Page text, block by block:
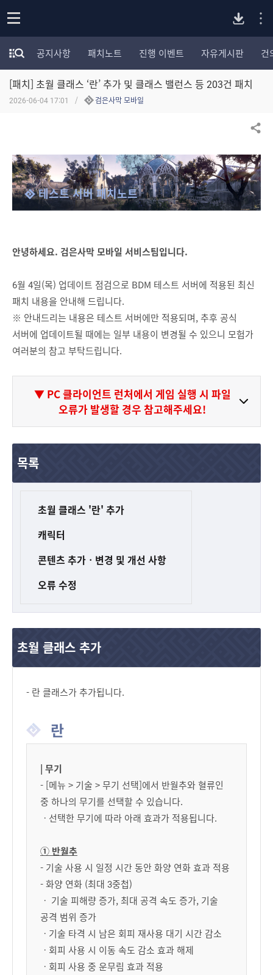
p
e
n
다
운
모
험
가
포
리
전
체
보
공지사항 패치노트 진행 이벤트 자유게시판 건
[패치] 초월 클래스 ‘란’ 추가 및 클래스 밸런스 등 203건 패치
2026-06-04 17:01 검은사막 모바일
공유하기
테스트 서버 패치노트
안녕하세요. 검은사막 모바일 서비스팀입니다.
6월 4일(목) 업데이트 점검으로 BDM 테스트 서버에 적용된 최신
패치 내용을 안내해 드립니다.
※ 안내드리는 내용은 테스트 서버에만 적용되며, 추후 공식
서버에 업데이트될 때에는 일부 내용이 변경될 수 있으니 모험가
여러분의 참고 부탁드립니다.
▼ PC 클라이언트 런처에서 게임 실행 시 파일
오류가 발생할 경우 참고해주세요!
목록
초월 클래스 '란' 추가
캐릭터
콘텐츠 추가ㆍ변경 및 개선 사항
오류 수정
초월 클래스 추가
- 란 클래스가 추가됩니다.
란
| 무기
- [메뉴 > 기술 > 무기 선택]에서 반월추와 혈류인
중 하나의 무기를 선택할 수 있습니다.
ㆍ선택한 무기에 따라 아래 효과가 적용됩니다.
① 반월추
- 기술 사용 시 일정 시간 동안 화양 연화 효과 적용
- 화양 연화 (최대 3중첩)
ㆍ 기술 피해량 증가, 최대 공격 속도 증가, 기술
공격 범위 증가
ㆍ기술 타격 시 남은 회피 재사용 대기 시간 감소
ㆍ회피 사용 시 이동 속도 감소 효과 해제
ㆍ회피 사용 중 운무림 효과 적용